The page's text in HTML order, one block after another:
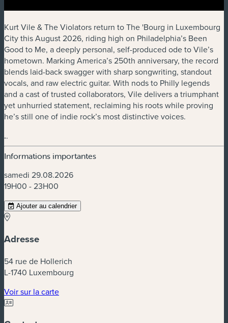
Kurt Vile & The Violators return to The 'Bourg in Luxembourg
City this August 2026, riding high on Philadelphia’s Been
Good to Me, a deeply personal, self-produced ode to Vile’s
hometown. Marking America’s 250th anniversary, the record
blends laid-back swagger with sharp songwriting, standout
vocals, and raw electric guitar. With nods to Philly legends
and a cast of trusted collaborators, Vile delivers a triumphant
yet unhurried statement, reclaiming his roots while proving
he’s still one of indie rock’s most distinctive voices.
..
Informations importantes
samedi 29.08.2026
19H00 - 23H00
Ajouter au calendrier
Adresse
54 rue de Hollerich
L-1740 Luxembourg
Voir sur la carte(nouvelle fenêtre)